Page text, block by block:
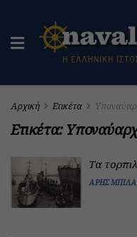
Αρχική Ετικέτα
Ετικέτα:
Τα
ΆΡΗΣ